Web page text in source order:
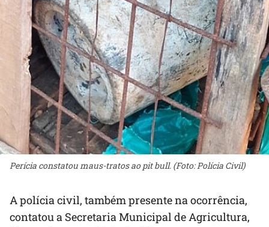
Perícia constatou maus-tratos ao pit bull. (Foto: Polícia Civil)
A polícia civil, também presente na ocorrência,
contatou a Secretaria Municipal de Agricultura,